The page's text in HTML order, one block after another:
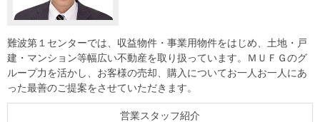
難波第１センターでは、収益物件・事業用物件をはじめ、土地・戸
建・マンション等幅広い不動産を取り扱っています。ＭＵＦＧのグ
ループ力を活かし、お客様の売却、購入についてお一人お一人にあ
った最善のご提案をさせていただきます。
営業スタッフ紹介